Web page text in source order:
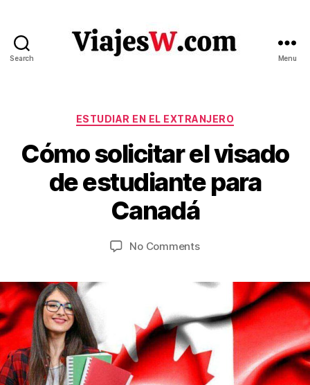
Search Menu
Categories
ESTUDIAR EN EL EXTRANJERO
Cómo solicitar el visado
de estudiante para
Canadá
author
y
V
ia
s
date
A
u
g
u
s
t
5
2
2
No Commentson
el
visado
de
estudiante
para
Canadá